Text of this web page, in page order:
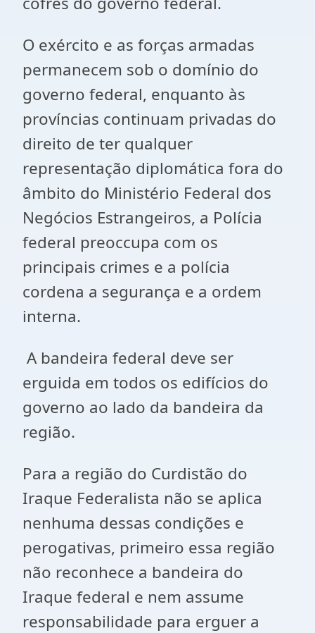
O exército e as forças armadas
permanecem sob o domínio do
governo federal, enquanto às
províncias continuam privadas do
direito de ter qualquer
representação diplomática fora do
âmbito do Ministério Federal dos
Negócios Estrangeiros, a Polícia
federal preoccupa com os
principais crimes e a polícia
cordena a segurança e a ordem
interna.
A bandeira federal deve ser
erguida em todos os edifícios do
governo ao lado da bandeira da
região.
Para a região do Curdistão do
Iraque Federalista não se aplica
nenhuma dessas condições e
perogativas, primeiro essa região
não reconhece a bandeira do
Iraque federal e nem assume
responsabilidade para erguer a